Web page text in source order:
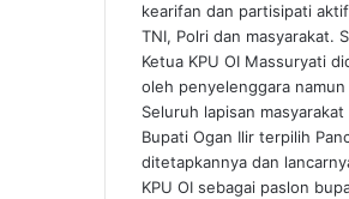
kearifan dan partisipati
TNI, Polri dan masyarakat.
Ketua KPU OI Massuryati
oleh penyelenggara
Seluruh lapisan
Bupati Ogan Ilir terpilih
ditetapkannya dan
KPU OI sebagai paslon